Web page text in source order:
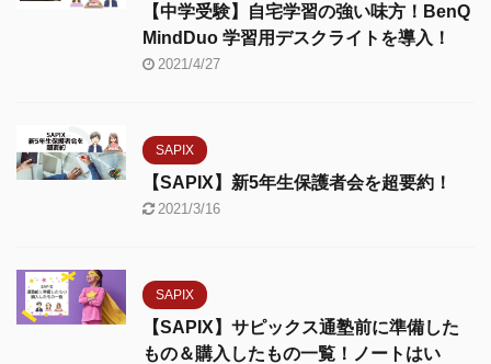
【中学受験】自宅学習の強い味方！BenQ
MindDuo 学習用デスクライトを導入！
2021/4/27
SAPIX
【SAPIX】新5年生保護者会を超要約！
2021/3/16
SAPIX
【SAPIX】サピックス通塾前に準備した
もの＆購入したもの一覧！ノートはい